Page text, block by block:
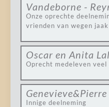
Vandeborne -
Onze oprechte
vrienden van wegen
Oscar en Anita
Oprecht medeleven
Genevieve&Pierre
Innige deelneming